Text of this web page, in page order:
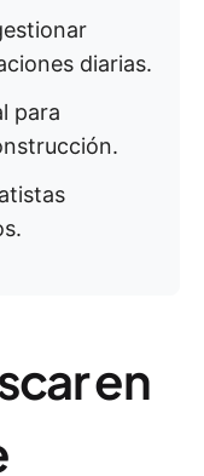
diarias.
para
en